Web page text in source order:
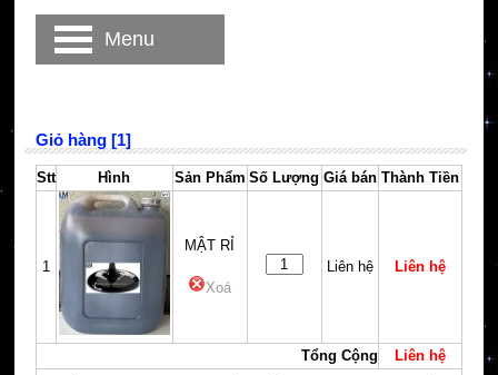
Giỏ hàng [1]
Stt Hình Sản Phẩm Số Lượng Giá bán Thành Tiền
1
MẬT RỈ
Xoá
Liên hệ Liên hệ
Tổng Cộng Liên hệ
Menu